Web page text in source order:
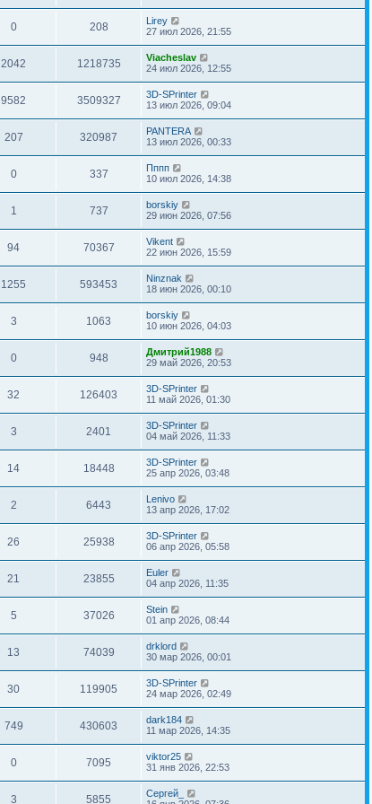
0 208
Lirey
27 июл 2026, 21:55
2042 1218735
Viacheslav
24 июл 2026, 12:55
9582 3509327
3D-SPrinter
13 июл 2026, 09:04
207 320987
PANTERA
13 июл 2026, 00:33
0 337
Пппп
10 июл 2026, 14:38
1 737
borskiy
29 июн 2026, 07:56
94 70367
Vikent
22 июн 2026, 15:59
1255 593453
Ninznak
18 июн 2026, 00:10
3 1063
borskiy
10 июн 2026, 04:03
0 948
Дмитрий1988
29 май 2026, 20:53
32 126403
3D-SPrinter
11 май 2026, 01:30
3 2401
3D-SPrinter
04 май 2026, 11:33
14 18448
3D-SPrinter
25 апр 2026, 03:48
2 6443
Lenivo
13 апр 2026, 17:02
26 25938
3D-SPrinter
06 апр 2026, 05:58
21 23855
Euler
04 апр 2026, 11:35
5 37026
Stein
01 апр 2026, 08:44
13 74039
drklord
30 мар 2026, 00:01
30 119905
3D-SPrinter
24 мар 2026, 02:49
749 430603
dark184
11 мар 2026, 14:35
0 7095
viktor25
31 янв 2026, 22:53
3 5855
Сергей_